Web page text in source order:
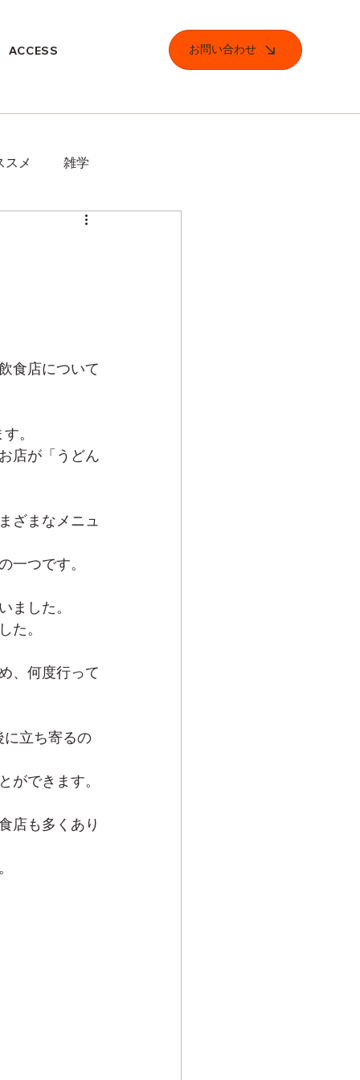
ACCESS お問い合わせ
スメ 雑学
食店について
。
店が「うどん
ざまなメニュ
一つです。
ました。
た。
、何度行って
に立ち寄るの
できます。
店も多くあり